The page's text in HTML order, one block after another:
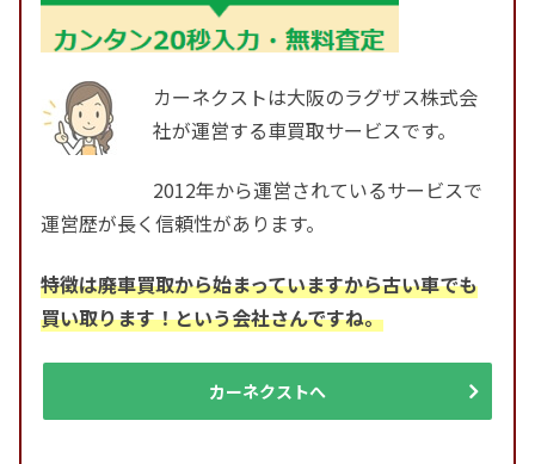
カーネクストは大阪のラグザス株式会
社が運営する車買取サービスです。
2012年から運営されているサービスで
運営歴が長く信頼性があります。
特徴は廃車買取から始まっていますから古い車でも
買い取ります！という会社さんですね。
カーネクストへ